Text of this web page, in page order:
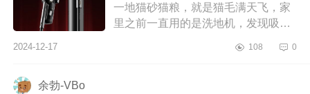
一地猫砂猫粮，就是猫毛满天飞，家
里之前一直用的是洗地机，发现吸这
还臭臭的，还是决定入手一台吸尘
2024-12-17 108 0
余勃-VBo